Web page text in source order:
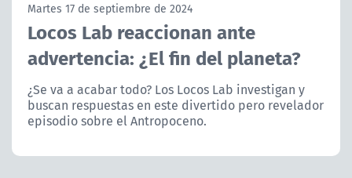
ACTUALIDAD Y TENDENCIAS
CORPORATIVO Y TRANSPARENCIA
CANAL DE DENUNCIAS
ÁREA DE PROYECTOS
Martes 17 de septiembre de 2024
Locos Lab reaccionan ante
advertencia: ¿El fin del planeta?
¿Se va a acabar todo? Los Locos Lab investigan y
buscan respuestas en este divertido pero revelador
episodio sobre el Antropoceno.